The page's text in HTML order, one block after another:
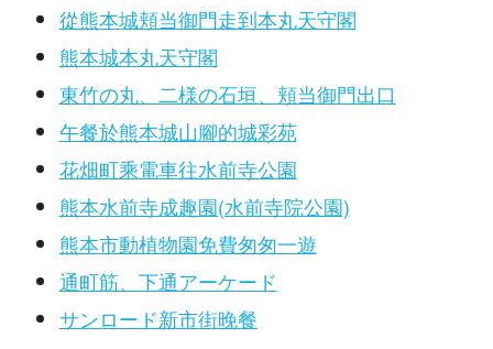
從熊本城頬当御門走到本丸天守閣
熊本城本丸天守閣
東竹の丸、二様の石垣、頬当御門出口
午餐於熊本城山腳的城彩苑
花畑町乘電車往水前寺公園
熊本水前寺成趣園(水前寺院公園)
熊本市動植物園免費匆匆一遊
通町筋、下通アーケード
サンロード新市街晚餐